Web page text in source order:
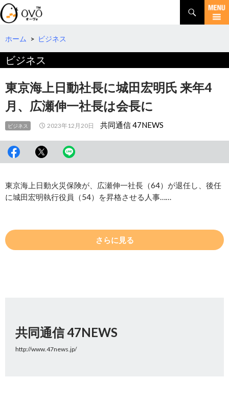
検
索
コ
テ
へ
移
動
ホーム > ビジネス
ビジネス
東京海上日動社長に城田宏明氏 来年4
月、広瀬伸一社長は会長に
ビジネス 2023年12月20日 共同通信 47NEWS
東京海上日動火災保険が、広瀬伸一社長（64）が退任し、後任
に城田宏明執行役員（54）を昇格させる人事……
さらに見る
共同通信 47NEWS
http://www.47news.jp/